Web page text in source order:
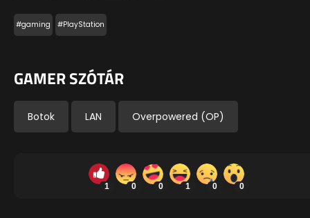
#gaming #PlayStation
GAMER SZÓTÁR
Botok LAN Overpowered (OP)
1 0 0 1 0 0